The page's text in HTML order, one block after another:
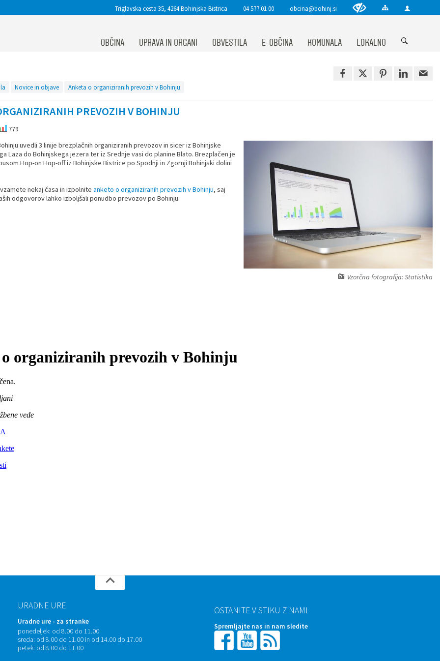
Triglavska cesta 35, 4264 Bohinjska Bistrica 04 577 01 00 obcina@bohinj.si
OBČINA UPRAVA IN ORGANI OBVESTILA E-OBČINA KOMUNALA LOKALNO
Novice in objave Anketa o organiziranih prevozih v Bohinju
PREVOZIH V BOHINJU
779
Vzorčna fotografija: Statistika
uvedli 3 linije brezplačnih organiziranih prevozov in sicer iz Bohinjske
Laza do Bohinjskega jezera ter iz Srednje vasi do planine Blato. Brezplačen je
Hop-on Hop-off iz Bohinjske Bistrice po Spodnji in Zgornji Bohinjski dolini
nekaj časa in izpolnite anketo o organiziranih prevozih v Bohinju, saj
odgovorov lahko izboljšali ponudbo prevozov po Bohinju.
URADNE URE
Uradne ure - za stranke
ponedeljek: od 8.00 do 11.00
sreda: od 8.00 do 11.00 in od 14.00 do 17.00
petek: od 8.00 do 11.00
OSTANITE V STIKU Z NAMI
Spremljajte nas in nam sledite